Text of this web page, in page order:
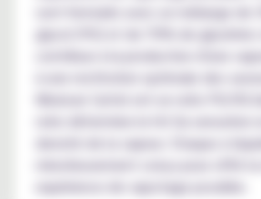
sont formulés avec un mélange de
glycol (PG) et de 70% de glycérine
contribue à la production d'une
à une restitution optimale des
Mexican Cartel ont un ratio PG/VG
densité de la vapeur. Chaque e-
minutieusement conçu pour offrir la
expérience de vapotage possible.